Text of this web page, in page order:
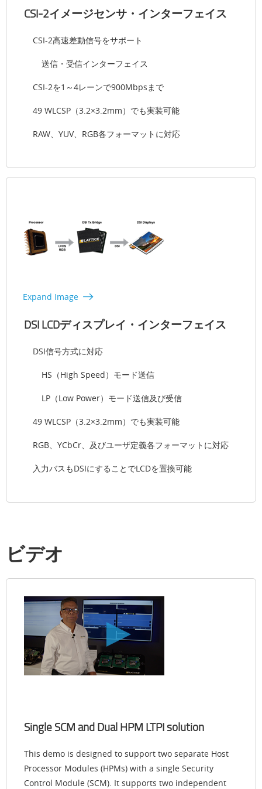
CSI-2イメージセンサ・インターフェイス
CSI-2高速差動信号をサポート
送信・受信インターフェイス
CSI-2を1～4レーンで900Mbpsまで
49 WLCSP（3.2×3.2mm）でも実装可能
RAW、YUV、RGB各フォーマットに対応
Expand Image
DSI LCDディスプレイ・インターフェイス
DSI信号方式に対応
HS（High Speed）モード送信
LP（Low Power）モード送信及び受信
49 WLCSP（3.2×3.2mm）でも実装可能
RGB、YCbCr、及びユーザ定義各フォーマットに対応
入力バスもDSIにすることでLCDを置換可能
ビデオ
Single SCM and Dual HPM LTPI solution
This demo is designed to support two separate Host
Processor Modules (HPMs) with a single Security
Control Module (SCM). It supports two independent